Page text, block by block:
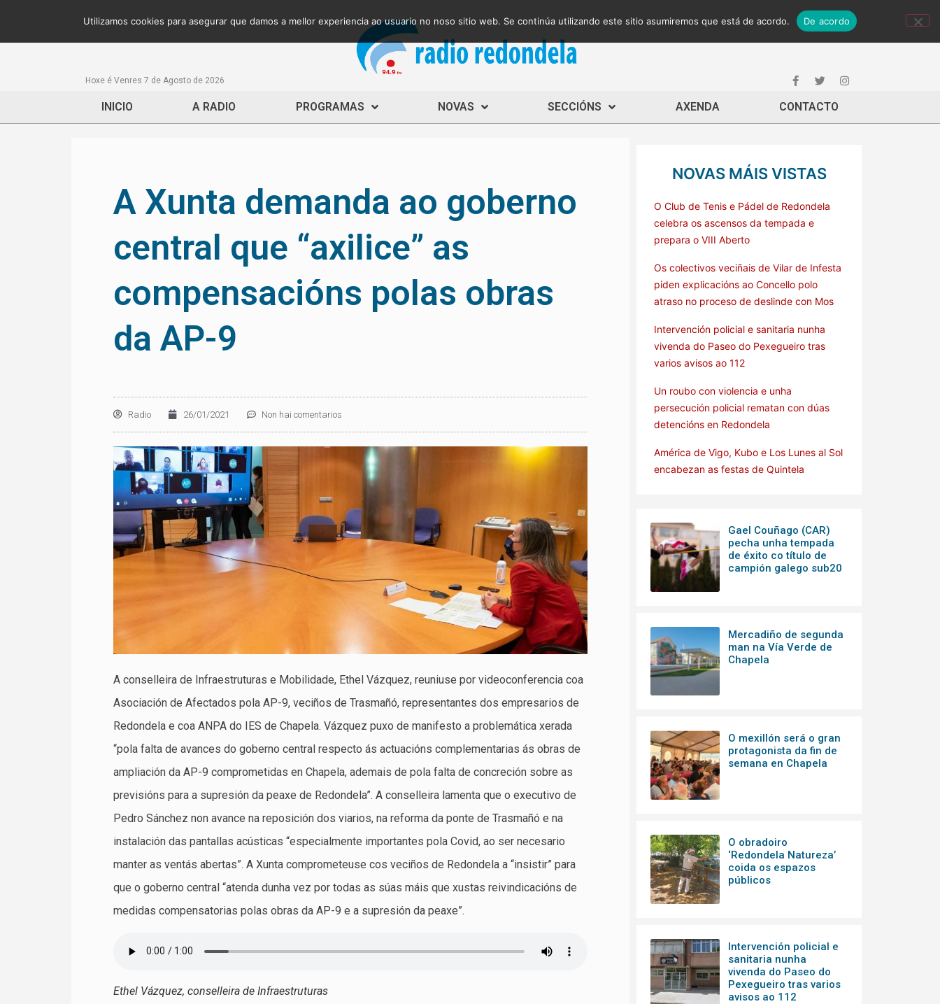
Hoxe é Venres 7 de Agosto de 2026
INICIO A RADIO PROGRAMAS NOVAS SECCIÓNS AXENDA CONTACTO
A Xunta demanda ao goberno
central que “axilice” as
compensacións polas obras
da AP-9
Radio 26/01/2021 Non hai comentarios
A conselleira de Infraestruturas e Mobilidade, Ethel Vázquez, reuniuse por videoconferencia coa
Asociación de Afectados pola AP-9, veciños de Trasmañó, representantes dos empresarios de
Redondela e coa ANPA do IES de Chapela. Vázquez puxo de manifesto a problemática xerada
“pola falta de avances do goberno central respecto ás actuacións complementarias ás obras de
ampliación da AP-9 comprometidas en Chapela, ademais de pola falta de concreción sobre as
previsións para a supresión da peaxe de Redondela”. A conselleira lamenta que o executivo de
Pedro Sánchez non avance na reposición dos viarios, na reforma da ponte de Trasmañó e na
instalación das pantallas acústicas “especialmente importantes pola Covid, ao ser necesario
manter as ventás abertas”. A Xunta comprometeuse cos veciños de Redondela a “insistir” para
que o goberno central “atenda dunha vez por todas as súas máis que xustas reivindicacións de
medidas compensatorias polas obras da AP-9 e a supresión da peaxe”.
Ethel Vázquez, conselleira de Infraestruturas
NOVAS MÁIS VISTAS
O Club de Tenis e Pádel de Redondela
celebra os ascensos da tempada e
prepara o VIII Aberto
Os colectivos veciñais de Vilar de Infesta
piden explicacións ao Concello polo
atraso no proceso de deslinde con Mos
Intervención policial e sanitaria nunha
vivenda do Paseo do Pexegueiro tras
varios avisos ao 112
Un roubo con violencia e unha
persecución policial rematan con dúas
detencións en Redondela
América de Vigo, Kubo e Los Lunes al Sol
encabezan as festas de Quintela
Gael Couñago (CAR)
pecha unha tempada
de éxito co título de
campión galego sub20
Mercadiño de segunda
man na Vía Verde de
Chapela
O mexillón será o gran
protagonista da fin de
semana en Chapela
O obradoiro
‘Redondela Natureza’
coida os espazos
públicos
Intervención policial e
sanitaria nunha
vivenda do Paseo do
Pexegueiro tras varios
avisos ao 112
Utilizamos cookies para asegurar que damos a mellor experiencia ao usuario no noso sitio web. Se continúa utilizando este sitio asumiremos que está de acordo. De acordo